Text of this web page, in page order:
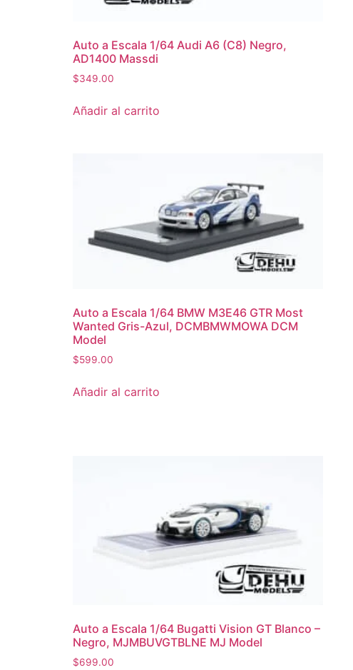
Auto a Escala 1/64 Audi A6 (C8) Negro,
AD1400 Massdi
$349.00
Añadir al carrito
Auto a Escala 1/64 BMW M3E46 GTR Most
Wanted Gris-Azul, DCMBMWMOWA DCM
Model
$599.00
Añadir al carrito
Auto a Escala 1/64 Bugatti Vision GT Blanco –
Negro, MJMBUVGTBLNE MJ Model
$699.00